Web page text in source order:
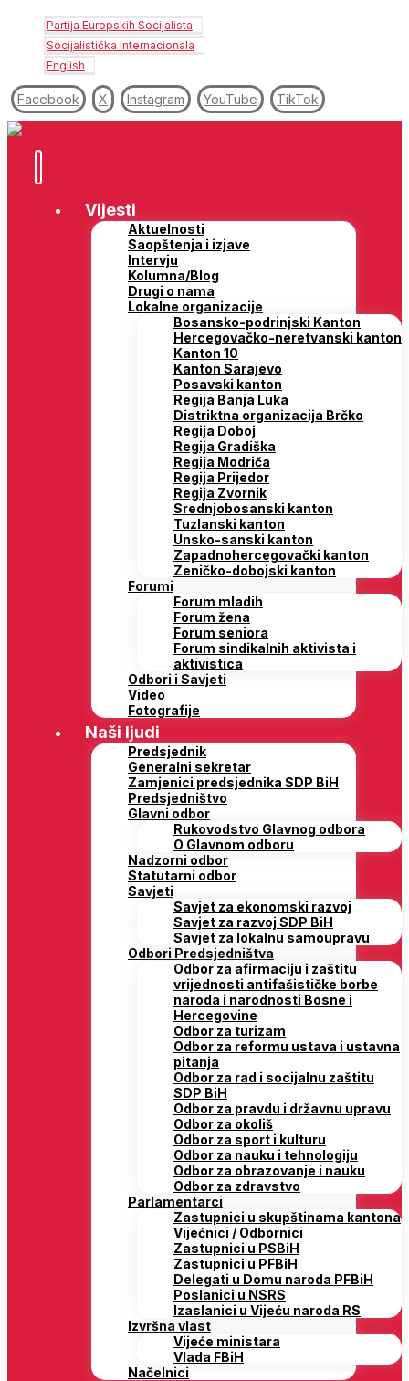
Partija Europskih Socijalista
Socijalistička Internacionala
English
Facebook X Instagram YouTube TikTok
Vijesti
Aktuelnosti
Saopštenja i izjave
Intervju
Kolumna/Blog
Drugi o nama
Lokalne organizacije
Bosansko-podrinjski Kanton
Hercegovačko-neretvanski kanton
Kanton 10
Kanton Sarajevo
Posavski kanton
Regija Banja Luka
Distriktna organizacija Brčko
Regija Doboj
Regija Gradiška
Regija Modriča
Regija Prijedor
Regija Zvornik
Srednjobosanski kanton
Tuzlanski kanton
Unsko-sanski kanton
Zapadnohercegovački kanton
Zeničko-dobojski kanton
Forumi
Forum mladih
Forum žena
Forum seniora
Forum sindikalnih aktivista i
aktivistica
Odbori i Savjeti
Video
Fotografije
Naši ljudi
Predsjednik
Generalni sekretar
Zamjenici predsjednika SDP BiH
Predsjedništvo
Glavni odbor
Rukovodstvo Glavnog odbora
O Glavnom odboru
Nadzorni odbor
Statutarni odbor
Savjeti
Savjet za ekonomski razvoj
Savjet za razvoj SDP BiH
Savjet za lokalnu samoupravu
Odbori Predsjedništva
Odbor za afirmaciju i zaštitu
vrijednosti antifašističke borbe
naroda i narodnosti Bosne i
Hercegovine
Odbor za turizam
Odbor za reformu ustava i ustavna
pitanja
Odbor za rad i socijalnu zaštitu
SDP BiH
Odbor za pravdu i državnu upravu
Odbor za okoliš
Odbor za sport i kulturu
Odbor za nauku i tehnologiju
Odbor za obrazovanje i nauku
Odbor za zdravstvo
Parlamentarci
Zastupnici u skupštinama kantona
Vijećnici / Odbornici
Zastupnici u PSBiH
Zastupnici u PFBiH
Delegati u Domu naroda PFBiH
Poslanici u NSRS
Izaslanici u Vijeću naroda RS
Izvršna vlast
Vijeće ministara
Vlada FBiH
Načelnici